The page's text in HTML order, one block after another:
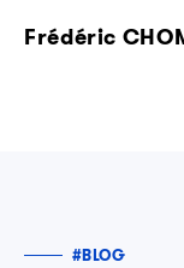
Frédéric
#BLOG